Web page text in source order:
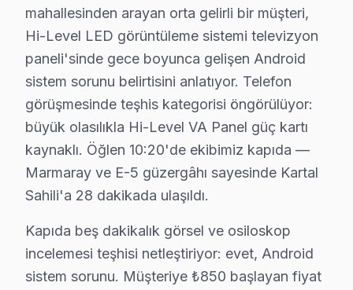
4. Yazılı fiyat teklifi sunulur; onay olmadan işlem
5. Orijinal veya OEM eşdeğer Hi-Level parça ile
6. Tüm fonksiyonlar kapsamlı test edilir; garanti
bu TV televizyon ünitesi Bakım Tavsiyeleri
bu cihaz panel'ler için en yaygın kullanıcı hatası;
Hi-Level LED TV'niz arızalandığında verileri
Hi-Level güvenilirliği standartlarında Hi-Level
Kartal Hi-Level TV Arızaları – Televizyonunuz
Hi-Level televizyonunuz beklenmedik bir anda arıza
Hi-Level televizyon'lerde gözlemlenen başlıca teknik
• Kartal'de Ekran Arızaları: Panel çizgisi, renk
mahallesinden arayan orta gelirli bir müşteri,
Hi-Level LED görüntüleme sistemi televizyon
paneli'sinde gece boyunca gelişen Android
sistem sorunu belirtisini anlatıyor. Telefon
görüşmesinde teşhis kategorisi öngörülüyor:
büyük olasılıkla Hi-Level VA Panel güç kartı
kaynaklı. Öğlen 10:20'de ekibimiz kapıda —
Marmaray ve E-5 güzergâhı sayesinde Kartal
Sahili'a 28 dakikada ulaşıldı.
Kapıda beş dakikalık görsel ve osiloskop
incelemesi teşhisi netleştiriyor: evet, Android
sistem sorunu. Müşteriye ₺850 başlayan fiyat